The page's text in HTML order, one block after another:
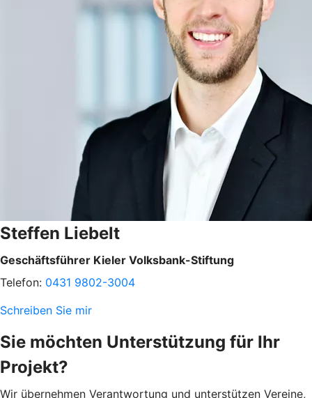
Steffen Liebelt
Geschäftsführer Kieler Volksbank-Stiftung
Telefon: 0431 9802-3004
Schreiben Sie mir
Sie möchten Unterstützung für Ihr
Projekt?
Wir übernehmen Verantwortung und unterstützen Vereine,